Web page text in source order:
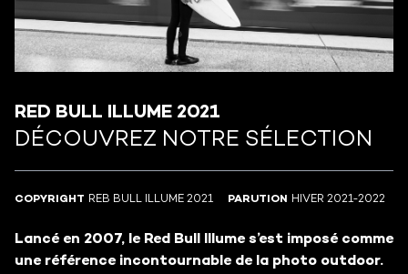
RED BULL ILLUME 2021
DÉCOUVREZ NOTRE SÉLECTION
COPYRIGHT REB BULL ILLUME 2021 PARUTION HIVER 2021-2022
Lancé en 2007, le Red Bull Illume s’est imposé comme
une référence incontournable de la photo outdoor.